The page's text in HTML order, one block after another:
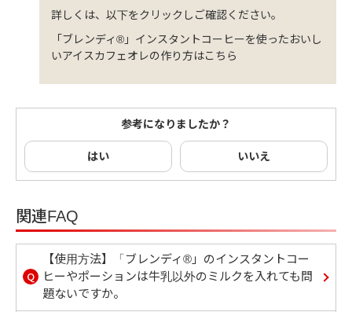
詳しくは、以下をクリックしご確認ください。
「ブレンディ®」インスタントコーヒーを使ったおいし
いアイスカフェオレの作り方はこちら
参考になりましたか？
はい いいえ
関連FAQ
Q
【使用方法】「ブレンディ®」のインスタントコー
ヒーやポーションは牛乳以外のミルクを入れても問
題ないですか。